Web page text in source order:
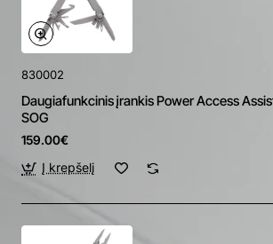
830002
Daugiafunkcinis įrankis Power Access
SOG
159.00€
Į krepšelį